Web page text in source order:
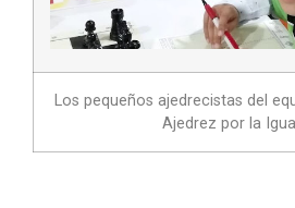
Los pequeños ajedrecistas del
Ajedrez por la